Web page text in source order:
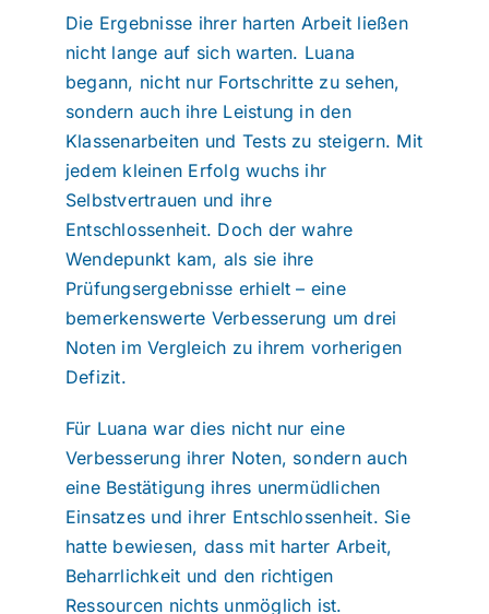
Die Ergebnisse ihrer harten Arbeit ließen
nicht lange auf sich warten. Luana
begann, nicht nur Fortschritte zu sehen,
sondern auch ihre Leistung in den
Klassenarbeiten und Tests zu steigern. Mit
jedem kleinen Erfolg wuchs ihr
Selbstvertrauen und ihre
Entschlossenheit. Doch der wahre
Wendepunkt kam, als sie ihre
Prüfungsergebnisse erhielt – eine
bemerkenswerte Verbesserung um drei
Noten im Vergleich zu ihrem vorherigen
Defizit.
Für Luana war dies nicht nur eine
Verbesserung ihrer Noten, sondern auch
eine Bestätigung ihres unermüdlichen
Einsatzes und ihrer Entschlossenheit. Sie
hatte bewiesen, dass mit harter Arbeit,
Beharrlichkeit und den richtigen
Ressourcen nichts unmöglich ist.